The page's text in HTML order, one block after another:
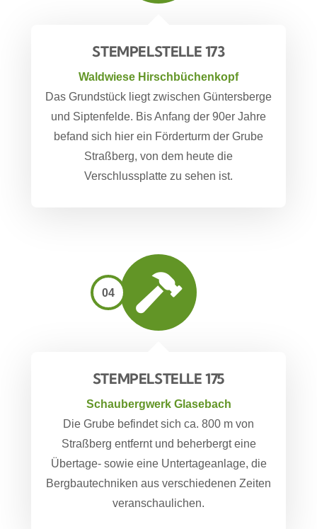
STEMPELSTELLE 173
Waldwiese Hirschbüchenkopf
Das Grundstück liegt zwischen Güntersberge
und Siptenfelde. Bis Anfang der 90er Jahre
befand sich hier ein Förderturm der Grube
Straßberg, von dem heute die
Verschlussplatte zu sehen ist.
04
STEMPELSTELLE 175
Schaubergwerk Glasebach
Die Grube befindet sich ca. 800 m von
Straßberg entfernt und beherbergt eine
Übertage- sowie eine Untertageanlage, die
Bergbautechniken aus verschiedenen Zeiten
veranschaulichen.